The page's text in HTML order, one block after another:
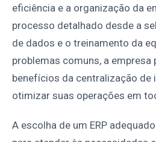
eficiência e a organização da
processo detalhado desde a
de dados e o treinamento da
problemas comuns, a empresa
benefícios da centralização de
otimizar suas operações em
A escolha de um ERP